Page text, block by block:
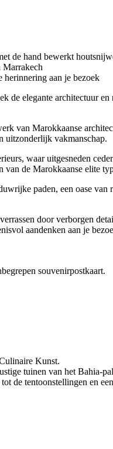
de hand bewerkt
Marrakech
aan je bezoek
de elegante architectuur
van Marokkaanse
uitzonderlijk vakmanschap.
waar uitgesneden
van de Marokkaanse elite
paden, een oase
door verborgen
aandenken aan je
souvenirpostkaart.
Kunst.
tuinen van het Bahia-
de tentoonstellingen en